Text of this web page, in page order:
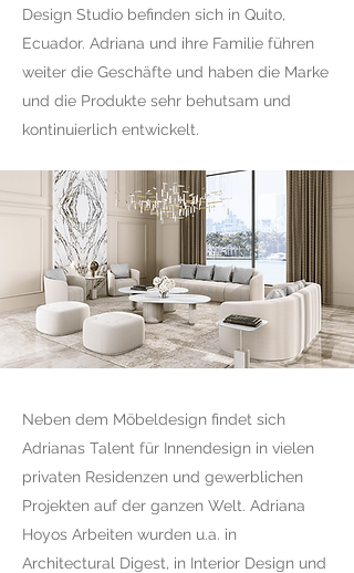
Design Studio befinden sich in Quito,
Ecuador. Adriana und ihre Familie führen
weiter die Geschäfte und haben die Marke
und die Produkte sehr behutsam und
kontinuierlich entwickelt.
Neben dem Möbeldesign findet sich
Adrianas Talent für Innendesign in vielen
privaten Residenzen und gewerblichen
Projekten auf der ganzen Welt. Adriana
Hoyos Arbeiten wurden u.a. in
Architectural Digest, in Interior Design und